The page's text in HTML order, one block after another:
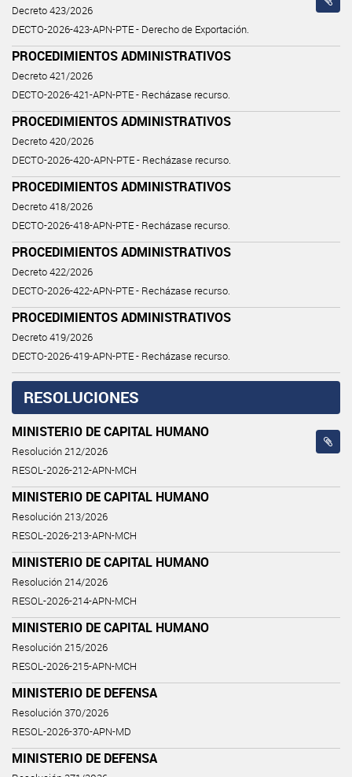
Decreto 423/2026
DECTO-2026-423-APN-PTE - Derecho de Exportación.
PROCEDIMIENTOS ADMINISTRATIVOS
Decreto 421/2026
DECTO-2026-421-APN-PTE - Recházase recurso.
PROCEDIMIENTOS ADMINISTRATIVOS
Decreto 420/2026
DECTO-2026-420-APN-PTE - Recházase recurso.
PROCEDIMIENTOS ADMINISTRATIVOS
Decreto 418/2026
DECTO-2026-418-APN-PTE - Recházase recurso.
PROCEDIMIENTOS ADMINISTRATIVOS
Decreto 422/2026
DECTO-2026-422-APN-PTE - Recházase recurso.
PROCEDIMIENTOS ADMINISTRATIVOS
Decreto 419/2026
DECTO-2026-419-APN-PTE - Recházase recurso.
RESOLUCIONES
MINISTERIO DE CAPITAL HUMANO
Resolución 212/2026
RESOL-2026-212-APN-MCH
MINISTERIO DE CAPITAL HUMANO
Resolución 213/2026
RESOL-2026-213-APN-MCH
MINISTERIO DE CAPITAL HUMANO
Resolución 214/2026
RESOL-2026-214-APN-MCH
MINISTERIO DE CAPITAL HUMANO
Resolución 215/2026
RESOL-2026-215-APN-MCH
MINISTERIO DE DEFENSA
Resolución 370/2026
RESOL-2026-370-APN-MD
MINISTERIO DE DEFENSA